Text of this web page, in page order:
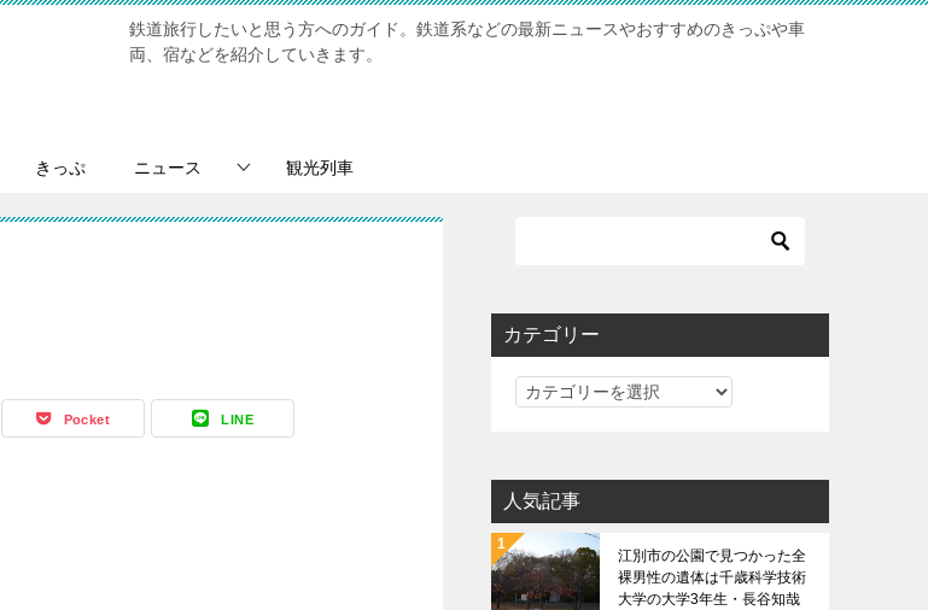
鉄道旅行したいと思う方へのガイド。鉄道系などの最新ニュースやおすすめのきっぷや車
両、宿などを紹介していきます。
きっぷ ニュース 観光列車
Pocket LINE
カテゴリー
カ
リ
ー
人気記事
江別市の公園で見つかった全
裸男性の遺体は千歳科学技術
大学の大学3年生・長谷知哉